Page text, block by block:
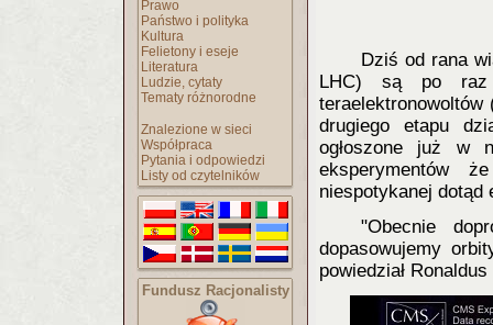
Prawo
Państwo i polityka
Kultura
Felietony i eseje
Literatura
Ludzie, cytaty
Tematy różnorodne
Znalezione w sieci
Współpraca
Pytania i odpowiedzi
Listy od czytelników
Fundusz Racjonalisty
Dziś od rana
LHC) są po raz
drugiego etapu
ogłoszone już w
eksperymentów
niespotykanej dotąd
"Obecnie
dopasowujemy
powiedział